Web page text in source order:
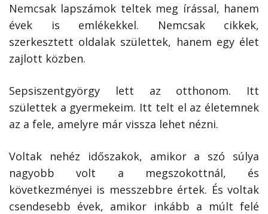
Nemcsak lapszámok teltek meg írással, hanem
évek is emlékekkel. Nemcsak cikkek,
szerkesztett oldalak születtek, hanem egy élet
zajlott közben.
Sepsiszentgyörgy lett az otthonom. Itt
születtek a gyermekeim. Itt telt el az életemnek
az a fele, amelyre már vissza lehet nézni.
Voltak nehéz időszakok, amikor a szó súlya
nagyobb volt a megszokottnál, és
következményei is messzebbre értek. És voltak
csendesebb évek, amikor inkább a múlt felé